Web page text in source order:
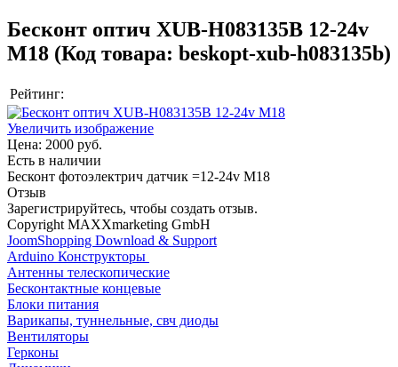
Бесконт оптич XUB-H083135B 12-24v
M18 (Код товара: beskopt-xub-h083135b)
Рейтинг:
Увеличить изображение
Цена: 2000 руб.
Есть в наличии
Бесконт фотоэлектрич датчик =12-24v M18
Отзыв
Зарегистрируйтесь, чтобы создать отзыв.
Copyright MAXXmarketing GmbH
JoomShopping Download & Support
Arduino Конструкторы
Антенны телескопические
Бесконтактные концевые
Блоки питания
Варикапы, туннельные, свч диоды
Вентиляторы
Герконы